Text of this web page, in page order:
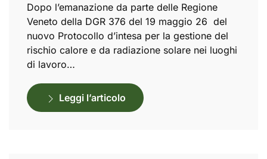
Dopo l’emanazione da parte delle Regione
Veneto della DGR 376 del 19 maggio 26 del
nuovo Protocollo d’intesa per la gestione del
rischio calore e da radiazione solare nei luoghi
di lavoro…
Leggi l’articolo